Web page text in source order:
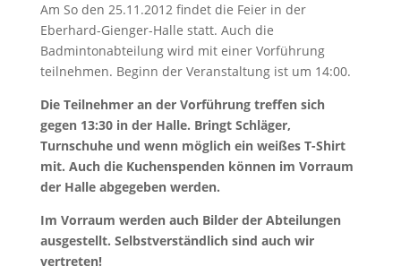
Am So den 25.11.2012 findet die Feier in der
Eberhard-Gienger-Halle statt. Auch die
Badmintonabteilung wird mit einer Vorführung
teilnehmen. Beginn der Veranstaltung ist um 14:00.
Die Teilnehmer an der Vorführung treffen sich
gegen 13:30 in der Halle. Bringt Schläger,
Turnschuhe und wenn möglich ein weißes T-Shirt
mit. Auch die Kuchenspenden können im Vorraum
der Halle abgegeben werden.
Im Vorraum werden auch Bilder der Abteilungen
ausgestellt. Selbstverständlich sind auch wir
vertreten!